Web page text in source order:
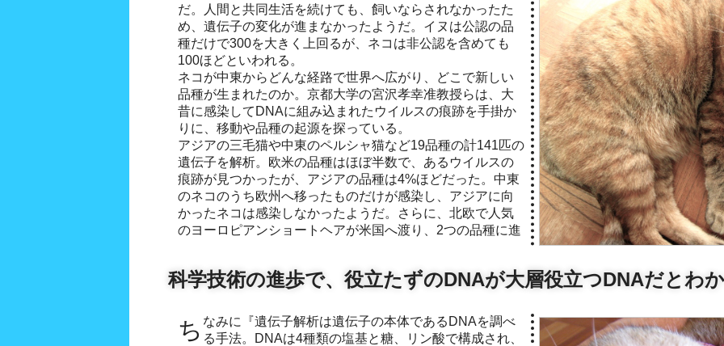
だ。人間と共同生活を続けても、飼いならされなかったた
め、遺伝子の変化が進まなかったようだ。イヌは公認の品
種だけで300を大きく上回るが、ネコは非公認を含めても
100ほどといわれる。
ネコが中東からどんな経路で世界へ広がり、どこで新しい
品種が生まれたのか。京都大学の宮沢孝幸准教授らは、大
昔に感染してDNAに組み込まれたウイルスの痕跡を手掛か
りに、移動や品種の起源を探っている。
アジアの三毛猫や中東のペルシャ猫など19品種の計141匹の
遺伝子を解析。欧米の品種はほぼ半数で、あるウイルスの
痕跡が見つかったが、アジアの品種は4%ほどだった。中東
のネコのうち欧州へ移ったものだけが感染し、アジアに向
かったネコは感染しなかったようだ。さらに、北欧で人気
のヨーロピアンショートヘアが米国へ渡り、2つの品種に進
科学技術の進歩で、役立たずのDNAが大層役立つDNAだとわ
ちなみに『遺伝子解析は遺伝子の本体であるDNAを調べ る手法。DNAは4種類の塩基と糖、リン酸で構成され、